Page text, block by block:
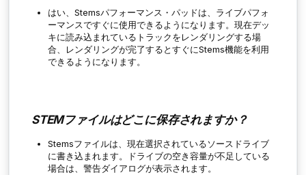
はい、Stemsパフォーマンス・パッドは、ライブパフォ
ーマンスですぐに使用できるようになります。現在デッ
キに読み込まれているトラックをレンダリングする場
合、レンダリングが完了するとすぐにStems機能を利用
できるようになります。
STEMファイルはどこに保存されますか？
Stemsファイルは、現在選択されているソースドライブ
に書き込まれます。ドライブの空き容量が不足している
場合は、警告ダイアログが表示されます。